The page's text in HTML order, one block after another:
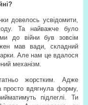
довелось усвідомити,
Та найважче було
до війни був зовсім
мав вади, складний
Але нам це вдалося
механізм.
жорстким. Адже
вдягнула форму,
підлеглі. Ти